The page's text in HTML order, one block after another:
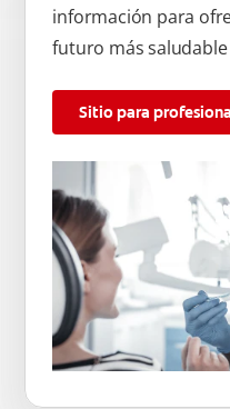
información para
futuro más saludable
Sitio para